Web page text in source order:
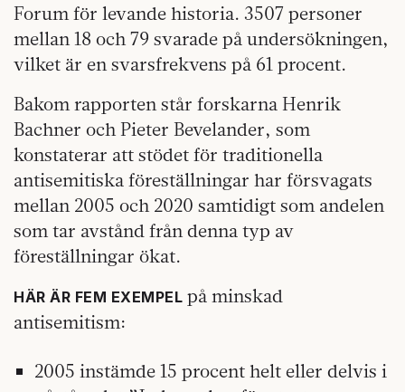
Forum för levande historia. 3507 personer
mellan 18 och 79 svarade på undersökningen,
vilket är en svarsfrekvens på 61 procent.
Bakom rapporten står forskarna Henrik
Bachner och Pieter Bevelander, som
konstaterar att stödet för traditionella
antisemitiska föreställningar har försvagats
mellan 2005 och 2020 samtidigt som andelen
som tar avstånd från denna typ av
föreställningar ökat.
HÄR ÄR FEM EXEMPEL på minskad
antisemitism:
2005 instämde 15 procent helt eller delvis i